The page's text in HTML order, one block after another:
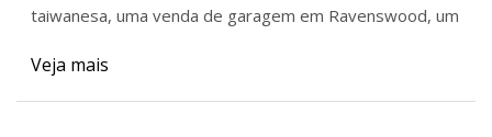
taiwanesa, uma venda de garagem em Ravenswood, um
Veja mais